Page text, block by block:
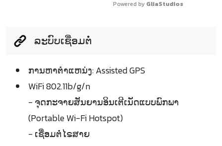
Powered by GliaStudios
ລະບົບເຊື່ອມຕໍ່
ການຫາຕຳແຫນ່ງ: Assisted GPS
WiFi 802.11b/g/n
- ຈຸດກະຈາຍສັນຍານອິນເຕີເນັດແບບພົກພາ
(Portable Wi-Fi Hotspot)
- ເຊື່ອມຕໍ່ໄຣສາຍ